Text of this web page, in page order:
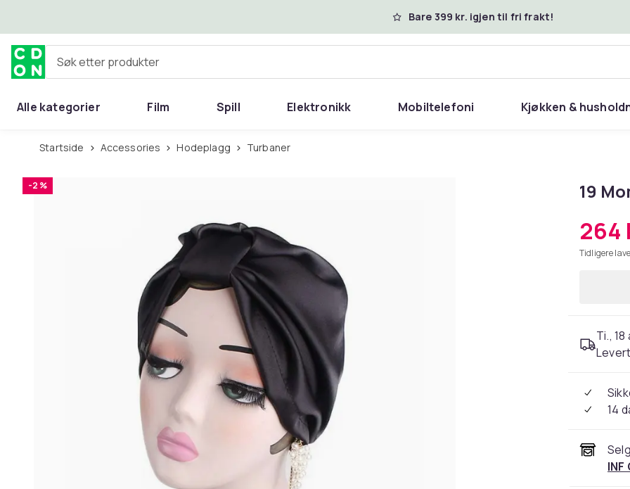
Bare 399 kr. igjen til fri frakt!
Søk etter produkter
Alle kategorier Film Spill Elektronikk Mobiltelefoni Kjøkken &
Startside Accessories Hodeplagg Turbaner
-2 % 19
264
Tidligere
Ti.,
14
INF